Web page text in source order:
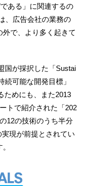
である」に関連するの
、広告会社の業務の
で、より多く起きて
国が採択した「Sustai
可能な開発目標」
ためにも、また2013
トで紹介された「202
12の技術のうち半分
現が前提とされてい